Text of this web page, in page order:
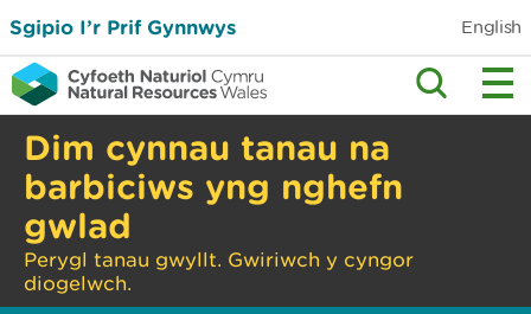
Sgipio I’r Prif Gynnwys English
Dim cynnau tanau na
barbiciws yng nghefn
gwlad
Perygl tanau gwyllt. Gwiriwch y cyngor
diogelwch.